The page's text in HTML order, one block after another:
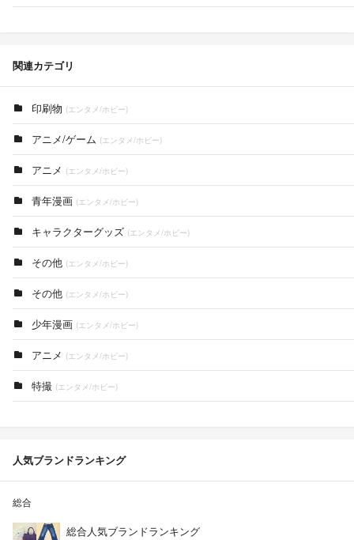
関連カテゴリ
印刷物 (エンタメ/ホビー)
アニメ/ゲーム (エンタメ/ホビー)
アニメ (エンタメ/ホビー)
青年漫画 (エンタメ/ホビー)
キャラクターグッズ (エンタメ/ホビー)
その他 (エンタメ/ホビー)
その他 (エンタメ/ホビー)
少年漫画 (エンタメ/ホビー)
アニメ (エンタメ/ホビー)
特撮 (エンタメ/ホビー)
人気ブランドランキング
総合
総合人気ブランドランキング